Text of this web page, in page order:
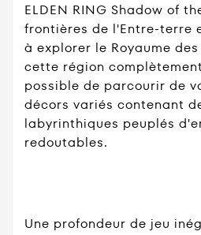
ELDEN RING Shadow of
frontières de l'Entre-terre
à explorer le Royaume
cette région
possible de parcourir de
décors variés contenant
labyrinthiques peuplés
redoutables.
Une profondeur de jeu